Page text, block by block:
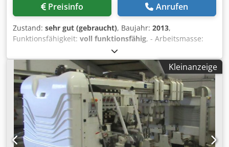
Preisinfo Anrufen
Zustand: sehr gut (gebraucht), Baujahr: 2013,
Funktionsfähigkeit: voll funktionsfähig, - Arbeitsmasse:
3050x1250mm - Hauptspindel: 11/13kW (S1/S6) - C-Achse
Dkjdpewiuz Ujfx Alisr - Bohrer: 8x V, 2+2H - Nutsäge -
Werkzeugmagazin: 10x Platz
Kleinanzeige